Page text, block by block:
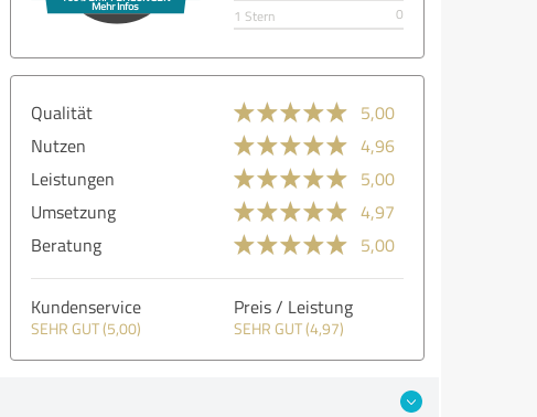
1 Stern
0
Qualität
5,00
Nutzen
4,96
Leistungen
5,00
Umsetzung
4,97
Beratung
5,00
Kundenservice
SEHR GUT (5,00)
Preis / Leistung
SEHR GUT (4,97)